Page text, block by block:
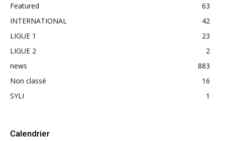
Featured
63
INTERNATIONAL
42
LIGUE 1
23
LIGUE 2
2
news
883
Non classé
16
SYLI
1
Calendrier